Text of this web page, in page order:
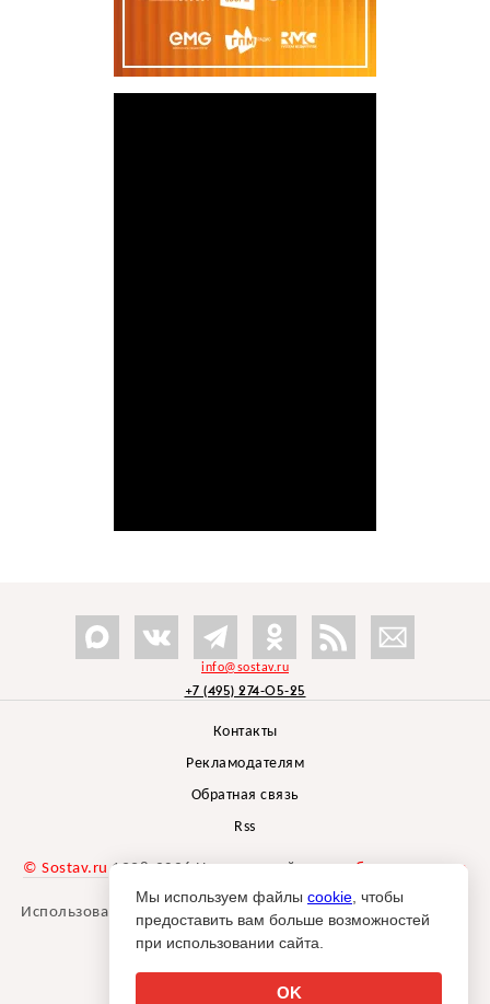
info@sostav.ru
+7 (495) 274-05-25
Контакты
Рекламодателям
Обратная связь
Rss
© Sostav.ru 1998-2026 Независимый проектбрендингового
агентства Depot
Использование материалов Sostav.ru допустимо только при
указании источника.
Мы используем файлы cookie , чтобы
предоставить вам больше возможностей
при использовании сайта.
OK